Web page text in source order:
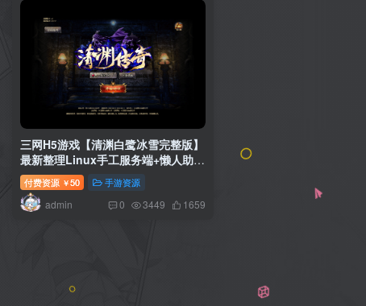
三网H5游戏【清渊白鹭冰雪完整版】
最新整理Linux手工服务端+懒人助手
+全套源码+转表工具+管理后台+GM
后台+安卓客户端+搭建教程
付费资源 ￥50 手游资源
admin 0 3449 1659